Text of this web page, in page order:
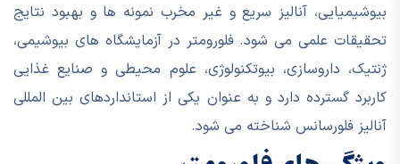
بیوشیمیایی، آنالیز سریع و غیر مخرب نمونه ها و بهبود نتایج
تحقیقات علمی می شود. فلورومتر در آزمایشگاه های بیوشیمی،
ژنتیک، داروسازی، بیوتکنولوژی، علوم محیطی و صنایع غذایی
کاربرد گسترده دارد و به عنوان یکی از استانداردهای بین المللی
آنالیز فلورسانس شناخته می شود.